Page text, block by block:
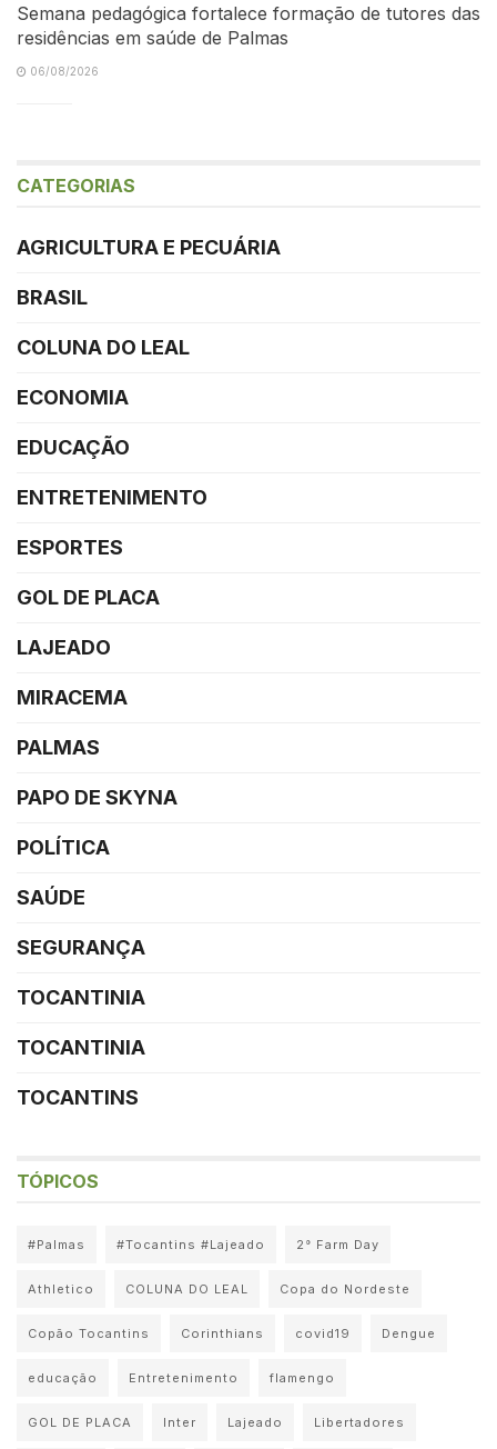
Semana pedagógica fortalece formação de tutores das
residências em saúde de Palmas
06/08/2026
CATEGORIAS
AGRICULTURA E PECUÁRIA
BRASIL
COLUNA DO LEAL
ECONOMIA
EDUCAÇÃO
ENTRETENIMENTO
ESPORTES
GOL DE PLACA
LAJEADO
MIRACEMA
PALMAS
PAPO DE SKYNA
POLÍTICA
SAÚDE
SEGURANÇA
TOCANTINIA
TOCANTINIA
TOCANTINS
TÓPICOS
#Palmas #Tocantins #Lajeado 2° Farm Day
Athletico COLUNA DO LEAL Copa do Nordeste
Copão Tocantins Corinthians covid19 Dengue
educação Entretenimento flamengo
GOL DE PLACA Inter Lajeado Libertadores